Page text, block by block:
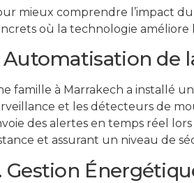
mieux comprendre l’impact
où la technologie améliore
Automatisation de
famille à Marrakech a installé
et les détecteurs de
des alertes en temps réel
et assurant un niveau de
Gestion